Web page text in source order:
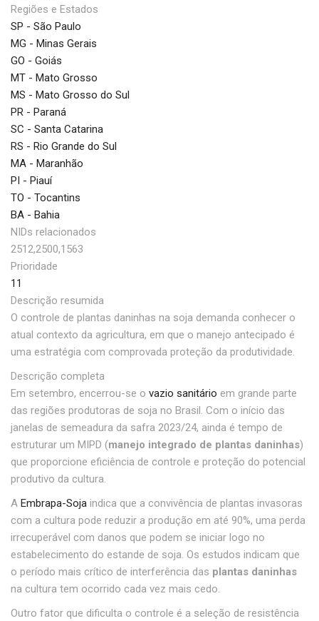
Regiões e Estados
SP - São Paulo
MG - Minas Gerais
GO - Goiás
MT - Mato Grosso
MS - Mato Grosso do Sul
PR - Paraná
SC - Santa Catarina
RS - Rio Grande do Sul
MA - Maranhão
PI - Piauí
TO - Tocantins
BA - Bahia
NIDs relacionados
2512,2500,1563
Prioridade
11
Descrição resumida
O controle de plantas daninhas na soja demanda conhecer o
atual contexto da agricultura, em que o manejo antecipado é
uma estratégia com comprovada proteção da produtividade.
Descrição completa
Em setembro, encerrou-se o vazio sanitário em grande parte
das regiões produtoras de soja no Brasil. Com o início das
janelas de semeadura da safra 2023/24, ainda é tempo de
estruturar um MIPD (manejo integrado de plantas daninhas)
que proporcione eficiência de controle e proteção do potencial
produtivo da cultura.
A Embrapa-Soja indica que a convivência de plantas invasoras
com a cultura pode reduzir a produção em até 90%, uma perda
irrecuperável com danos que podem se iniciar logo no
estabelecimento do estande de soja. Os estudos indicam que
o período mais crítico de interferência das plantas daninhas
na cultura tem ocorrido cada vez mais cedo.
Outro fator que dificulta o controle é a seleção de resistência